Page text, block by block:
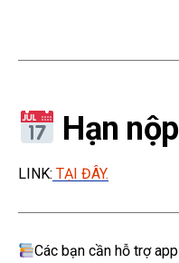
Hạn
LINK: TẠI ĐÂY.
Các bạn cần hỗ trợ